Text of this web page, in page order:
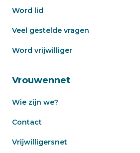
Word lid
Veel gestelde vragen
Word vrijwilliger
Vrouwennet
Wie zijn we?
Contact
Vrijwilligersnet